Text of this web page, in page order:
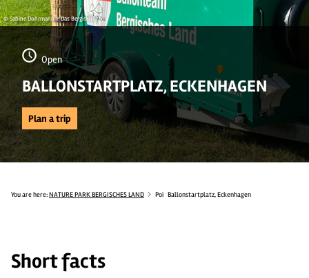
© Sabine Dohrmann - Das Bergische
Open
BALLONSTARTPLATZ, ECKENHAGEN
Plan a trip
You are here: NATURE PARK BERGISCHES LAND Poi Ballonstartplatz, Eckenhagen
Short facts